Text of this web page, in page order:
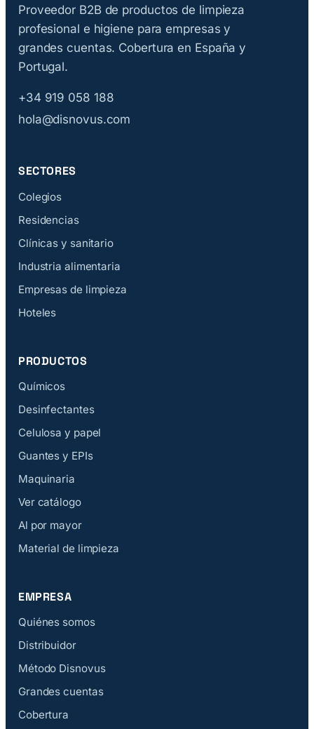
Proveedor B2B de productos de limpieza
profesional e higiene para empresas y
grandes cuentas. Cobertura en España y
Portugal.
+34 919 058 188
hola@disnovus.com
SECTORES
Colegios
Residencias
Clínicas y sanitario
Industria alimentaria
Empresas de limpieza
Hoteles
PRODUCTOS
Químicos
Desinfectantes
Celulosa y papel
Guantes y EPIs
Maquinaria
Ver catálogo
Al por mayor
Material de limpieza
EMPRESA
Quiénes somos
Distribuidor
Método Disnovus
Grandes cuentas
Cobertura